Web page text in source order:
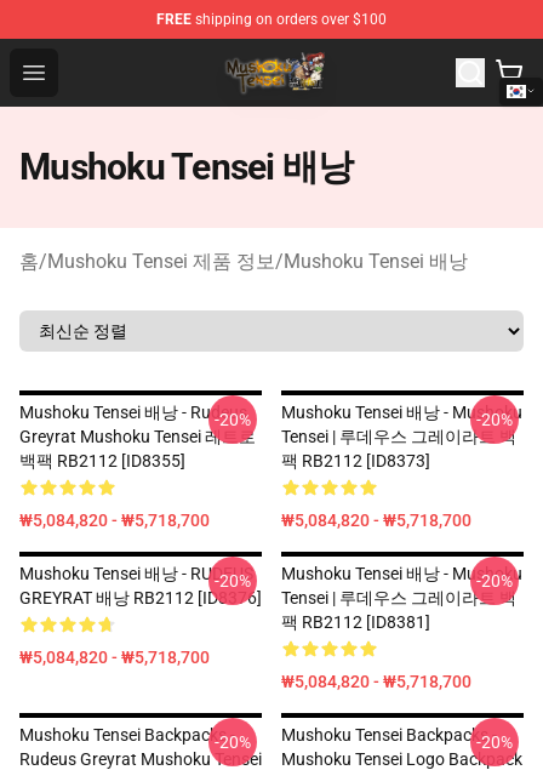
FREE shipping on orders over $100
Open menu
Mushoku Tensei Store - Official Mushoku Tensei
Mushoku Tensei 배낭
홈/Mushoku Tensei 제품 정보/Mushoku Tensei 배낭
Mushoku Tensei 배낭 - Rudeus
Greyrat Mushoku Tensei 레트로
백팩 RB2112 [ID8355]
₩5,084,820 - ₩5,718,700
-20%
Mushoku Tensei 배낭 - Mushoku
Tensei | 루데우스 그레이라트 백
팩 RB2112 [ID8373]
₩5,084,820 - ₩5,718,700
-20%
Mushoku Tensei 배낭 - RUDEUS
GREYRAT 배낭 RB2112 [ID8376]
₩5,084,820 - ₩5,718,700
-20%
Mushoku Tensei 배낭 - Mushoku
Tensei | 루데우스 그레이라트 백
팩 RB2112 [ID8381]
₩5,084,820 - ₩5,718,700
-20%
Mushoku Tensei Backpacks -
Rudeus Greyrat Mushoku Tensei
-20%
Mushoku Tensei Backpacks -
Mushoku Tensei Logo Backpack
-20%